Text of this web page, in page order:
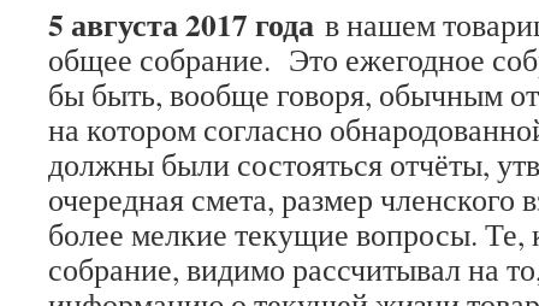
5 августа 2017 года в нашем
общее собрание. Это ежегодное
бы быть, вообще говоря, обычным
на котором согласно
должны были состояться отчёты,
очередная смета, размер членского
более мелкие текущие вопросы. Те,
собрание, видимо рассчитывал на